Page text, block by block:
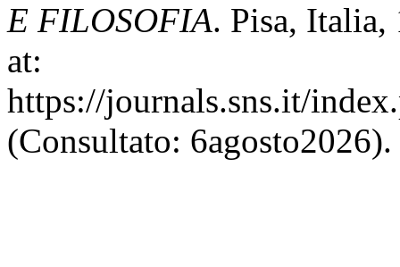
E FILOSOFIA. Pisa, Italia,
at:
https://journals.sns.it/
(Consultato: 6agosto2026).